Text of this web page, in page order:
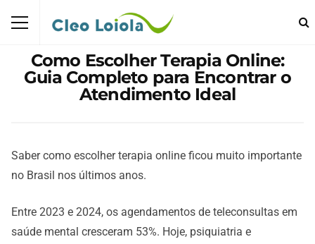
Como Escolher Terapia Online:
Guia Completo para Encontrar o
Atendimento Ideal
Saber como escolher terapia online ficou muito importante
no Brasil nos últimos anos.
Entre 2023 e 2024, os agendamentos de teleconsultas em
saúde mental cresceram 53%. Hoje, psiquiatria e